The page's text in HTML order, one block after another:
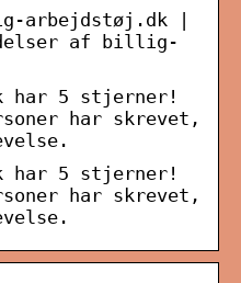
arbejdstøj.dk |
af billig-
har 5 stjerner!
har skrevet,
har 5 stjerner!
har skrevet,